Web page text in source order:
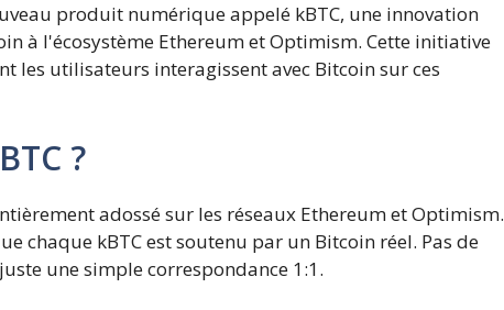
produit numérique appelé kBTC, une innovation
à l'écosystème Ethereum et Optimism. Cette initiative
les utilisateurs interagissent avec Bitcoin sur ces
?
adossé sur les réseaux Ethereum et Optimism.
chaque kBTC est soutenu par un Bitcoin réel. Pas de
une simple correspondance 1:1.